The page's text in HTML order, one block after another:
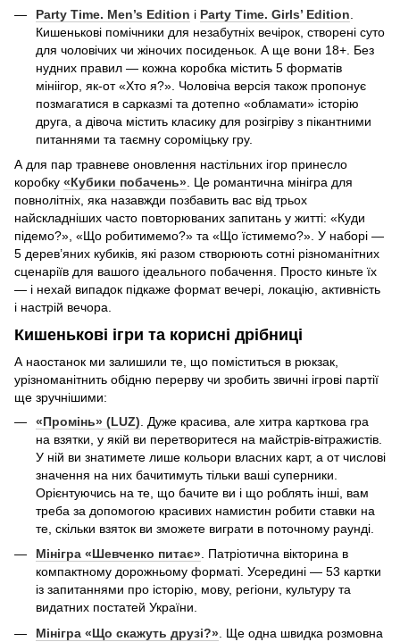
Party Time. Men’s Edition і Party Time. Girls’ Edition
Кишенькові помічники для незабутніх вечірок, створені суто
для чоловічих чи жіночих посиденьок. А ще вони 18+. Без
нудних правил — кожна коробка містить 5 форматів
мініігор, як-от «Хто я?». Чоловіча версія також пропонує
позмагатися в сарказмі та дотепно «обламати» історію
друга, а дівоча містить класику для розігріву з пікантними
питаннями та таємну сороміцьку гру.
А для пар травневе оновлення настільних ігор принесло
коробку «Кубики побачень» . Це романтична мінігра для
повнолітніх, яка назавжди позбавить вас від трьох
найскладніших часто повторюваних запитань у житті: «Куди
підемо?», «Що робитимемо?» та «Що їстимемо?». У наборі —
5 дерев’яних кубиків, які разом створюють сотні різноманітних
сценаріїв для вашого ідеального побачення. Просто киньте їх
— і нехай випадок підкаже формат вечері, локацію, активність
і настрій вечора.
Кишенькові ігри та корисні дрібниці
А наостанок ми залишили те, що поміститься в рюкзак,
урізноманітнить обідню перерву чи зробить звичні ігрові партії
ще зручнішими:
«Промінь» (LUZ) . Дуже красива, але хитра карткова гра
на взятки, у якій ви перетворитеся на майстрів-вітражистів.
У ній ви знатимете лише кольори власних карт, а от числові
значення на них бачитимуть тільки ваші суперники.
Орієнтуючись на те, що бачите ви і що роблять інші, вам
треба за допомогою красивих намистин робити ставки на
те, скільки взяток ви зможете виграти в поточному раунді.
Мінігра «Шевченко питає» . Патріотична вікторина в
компактному дорожньому форматі. Усередині — 53 картки
із запитаннями про історію, мову, регіони, культуру та
видатних постатей України.
Мінігра «Що скажуть друзі?» . Ще одна швидка розмовна